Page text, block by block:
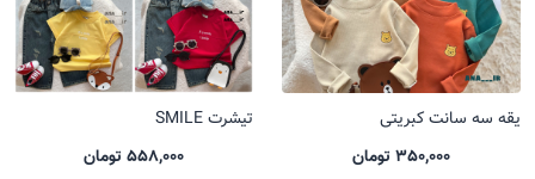
یقه سه سانت کبریتی
350,000 تومان
تیشرت SMILE
558,000 تومان